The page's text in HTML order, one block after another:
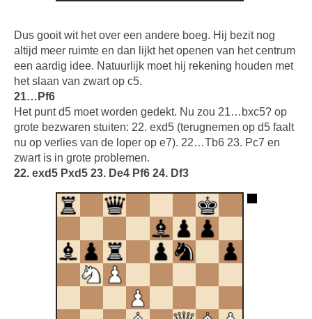
Dus gooit wit het over een andere boeg. Hij bezit nog
altijd meer ruimte en dan lijkt het openen van het centrum
een aardig idee. Natuurlijk moet hij rekening houden met
het slaan van zwart op c5.
21…Pf6
Het punt d5 moet worden gedekt. Nu zou 21…bxc5? op
grote bezwaren stuiten: 22. exd5 (terugnemen op d5 faalt
nu op verlies van de loper op e7). 22…Tb6 23. Pc7 en
zwart is in grote problemen.
22. exd5 Pxd5 23. De4 Pf6 24. Df3